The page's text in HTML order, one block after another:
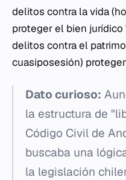
delitos contra la vida
proteger el bien
delitos contra el
cuasiposesión)
Dato curioso:
la estructura de
Código Civil de
buscaba una
la legislación